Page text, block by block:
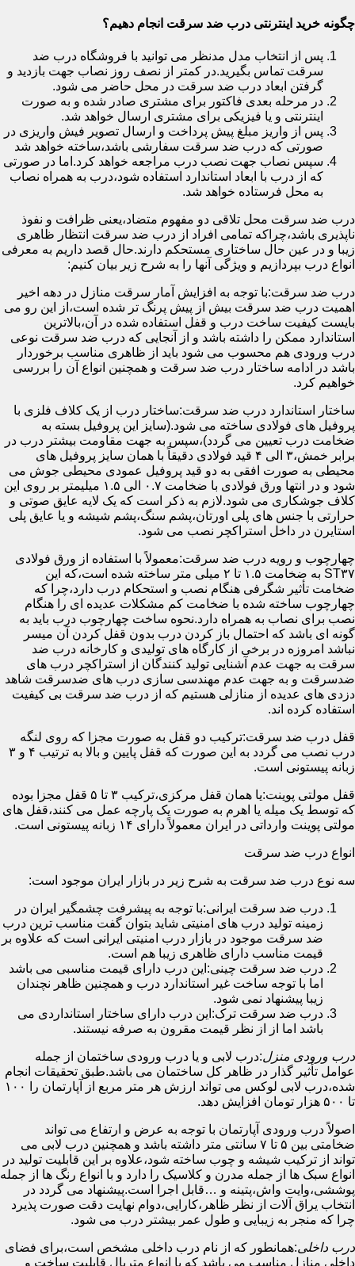
چگونه خرید اینترنتی درب ضد سرقت انجام دهیم؟
پس از انتخاب مدل مدنظر می توانید با فروشگاه درب ضد
سرقت تماس بگیرید.در کمتر از نصف روز نصاب جهت بازدید و
گرفتن ابعاد درب ضد سرقت در محل حاضر می شود.
در مرحله بعدی فاکتور برای مشتری صادر شده و به صورت
اینترنتی و یا فیزیکی برای مشتری ارسال خواهد شد.
پس از واریز مبلغ پیش پرداخت و ارسال تصویر فیش واریزی در
صورتی که درب ضد سرقت سفارشی باشد،ساخته خواهد شد
سپس نصاب جهت نصب درب مراجعه خواهد کرد.اما در صورتی
که از درب با ابعاد استاندارد استفاده شود،درب به همراه نصاب
به محل فرستاده خواهد شد.
درب ضد سرقت محل تلاقی دو مفهوم متضاد،یعنی ظرافت و نفوذ
ناپذیری باشد،چراکه تمامی افراد از درب ضد سرقت انتظار ظاهری
زیبا و در عین حال ساختاری مستحکم دارند.حال قصد داریم به معرفی
انواع درب بپردازیم و ویژگی آنها را به شرح زیر بیان کنیم:
درب ضد سرقت:با توجه به افزایش آمار سرقت منازل در دهه اخیر
اهمیت درب ضد سرقت بیش از پیش پرنگ تر شده است،از این رو می
بایست کیفیت ساخت درب و قفل استفاده شده در آن،بالاترین
استاندارد ممکن را داشته باشد و از آنجایی که درب ضد سرقت نوعی
درب ورودی هم محسوب می شود باید از ظاهری مناسب برخوردار
باشد در ادامه ساختار درب ضد سرقت و همچنین انواع آن را بررسی
خواهیم کرد.
ساختار استاندارد درب ضد سرقت:ساختار درب از یک کلاف فلزی با
پروفیل های فولادی ساخته می شود.(سایز این پروفیل بسته به
ضخامت درب تعیین می گردد)،سپس به جهت مقاومت بیشتر درب در
برابر خمش،۳ الی ۴ قید فولادی دقیقاً با همان سایز پروفیل های
محیطی به صورت افقی به دو قید پروفیل عمودی محیطی جوش می
شود و در انتها ورق فولادی با ضخامت ۰.۷ الی ۱.۵ میلیمتر بر روی این
کلاف جوشکاری می شود.لازم به ذکر است که یک لایه عایق صوتی و
حرارتی با جنس های پلی اورتان،پشم سنگ،پشم شیشه و یا عایق پلی
استایرن در داخل استراکچر نصب می شود.
چهارچوب و رویه درب ضد سرقت:معمولاً با استفاده از ورق فولادی
ST۳۷ به ضخامت ۱.۵ تا ۲ میلی متر ساخته شده است،که این
ضخامت تأثیر شگرفی هنگام نصب و استحکام درب دارد،چرا که
چهارچوب ساخته شده با ضخامت کم مشکلات عدیده ای را هنگام
نصب برای نصاب به همراه دارد.نحوه ساخت چهارچوب درب باید به
گونه ای باشد که احتمال باز کردن درب بدون قفل کردن آن میسر
نباشد امروزه در برخی از کارگاه های تولیدی و کارخانه درب ضد
سرقت به جهت عدم آشنایی تولید کنندگان از استراکچر درب های
ضدسرقت و به جهت عدم مهندسی سازی درب های ضدسرقت شاهد
دزدی های عدیده از منازلی هستیم که از درب ضد سرقت بی کیفیت
استفاده کرده اند.
قفل درب ضد سرقت:ترکیب دو قفل به صورت مجزا که روی لنگه
درب نصب می گردد به این صورت که قفل پایین و بالا به ترتیب ۴ و ۳
زبانه پیستونی است.
قفل مولتی پوینت:یا همان قفل مرکزی،ترکیب ۳ تا ۵ قفل مجزا بوده
که توسط یک میله یا اهرم به صورت یک پارچه عمل می کنند،قفل های
مولتی پوینت وارداتی در ایران معمولاً دارای ۱۴ زبانه پیستونی است.
انواع درب ضد سرقت
سه نوع درب ضد سرقت به شرح زیر در بازار ایران موجود است:
درب ضد سرقت ایرانی:با توجه به پیشرفت چشمگیر ایران در
زمینه تولید درب های امنیتی شاید بتوان گفت مناسب ترین درب
ضد سرقت موجود در بازار درب امنیتی ایرانی است که علاوه بر
قیمت مناسب دارای ظاهری زیبا هم است.
درب ضد سرقت چینی:این درب دارای قیمت مناسبی می باشد
اما با توجه ساخت غیر استاندارد درب و همچنین ظاهر نچندان
زیبا پیشنهاد نمی شود.
درب ضد سرقت ترک:این درب دارای ساختار استانداردی می
باشد اما از از نظر قیمت مقرون به صرفه نیستند.
درب ورودی منزل:درب لابی و یا درب ورودی ساختمان از جمله
عوامل تأثیر گذار در ظاهر کل ساختمان می باشد.طبق تحقیقات انجام
شده،درب لابی لوکس می تواند ارزش هر متر مربع از آپارتمان را ۱۰۰
تا ۵۰۰ هزار تومان افزایش دهد.
اصولاً درب ورودی آپارتمان با توجه به عرض و ارتفاع می تواند
ضخامتی بین ۵ تا ۷ سانتی متر داشته باشد و همچنین درب لابی می
تواند از ترکیب شیشه و چوب ساخته شود،علاوه بر این قابلیت تولید در
انواع سبک ها از جمله مدرن و کلاسیک را دارد و با انواع رنگ ها از جمله
پوششی،وایت واش،پتینه و …قابل اجرا است.پیشنهاد می گردد در
انتخاب یراق آلات از نظر ظاهر،کارایی،دوام نهایت دقت صورت پذیرد
چرا که منجر به زیبایی و طول عمر بیشتر درب می شود.
درب داخلی:همانطور که از نام درب داخلی مشخص است،برای فضای
داخلی منازل مناسب می باشد که با انواع متریال قابلیت ساخت و